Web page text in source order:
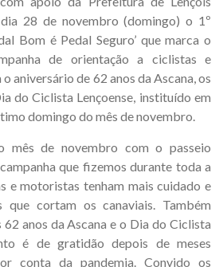
28 de novembro (domingo) o 1º
Bom é Pedal Seguro’ que marca o
de orientação a ciclistas e
aniversário de 62 anos da Ascana, os
do Ciclista Lençoense, instituído em
domingo do mês de novembro.
mês de novembro com o passeio
que fizemos durante toda a
e motoristas tenham mais cuidado e
que cortam os canaviais. Também
anos da Ascana e o Dia do Ciclista
é de gratidão depois de meses
conta da pandemia. Convido os